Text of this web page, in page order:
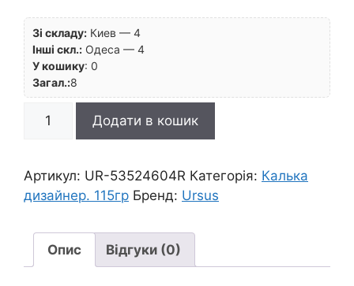
Зі складу: Киев — 4
Інші скл.: Одеса — 4
У кошику: 0
Загал.:8
Калька|"Искусство"
21х30см
ОРАНЖЕВИЙ
Додати в кошик
Артикул: UR-53524604R Категорія: Калька
дизайнер. 115гр Бренд: Ursus
Опис Відгуки (0)